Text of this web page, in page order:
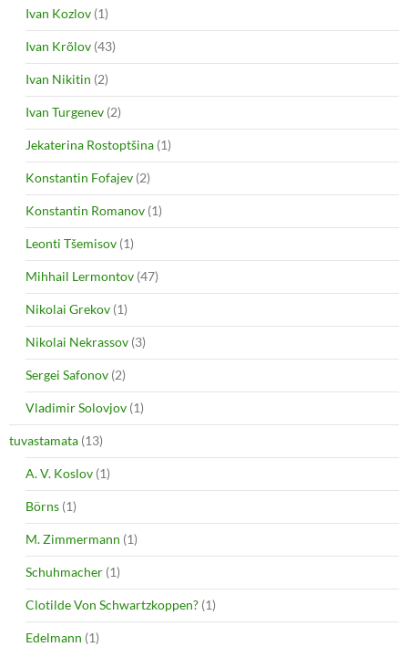
Ivan Kozlov (1)
Ivan Krõlov (43)
Ivan Nikitin (2)
Ivan Turgenev (2)
Jekaterina Rostoptšina (1)
Konstantin Fofajev (2)
Konstantin Romanov (1)
Leonti Tšemisov (1)
Mihhail Lermontov (47)
Nikolai Grekov (1)
Nikolai Nekrassov (3)
Sergei Safonov (2)
Vladimir Solovjov (1)
tuvastamata (13)
A. V. Koslov (1)
Börns (1)
M. Zimmermann (1)
Schuhmacher (1)
Clotilde Von Schwartzkoppen? (1)
Edelmann (1)